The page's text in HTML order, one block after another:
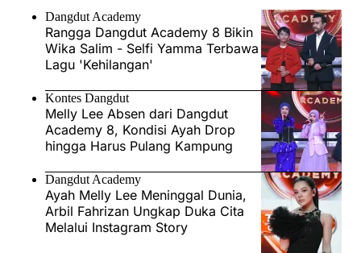
Dangdut Academy
Rangga Dangdut Academy 8 Bikin
Wika Salim - Selfi Yamma Terbawa
Lagu 'Kehilangan'
Kontes Dangdut
Melly Lee Absen dari Dangdut
Academy 8, Kondisi Ayah Drop
hingga Harus Pulang Kampung
Dangdut Academy
Ayah Melly Lee Meninggal Dunia,
Arbil Fahrizan Ungkap Duka Cita
Melalui Instagram Story